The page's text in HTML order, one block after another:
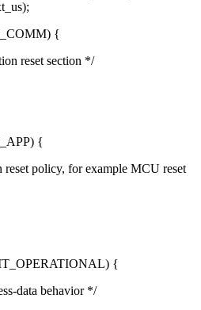
{
reset section */
{
reset policy, for example MCU reset
{
data behavior */